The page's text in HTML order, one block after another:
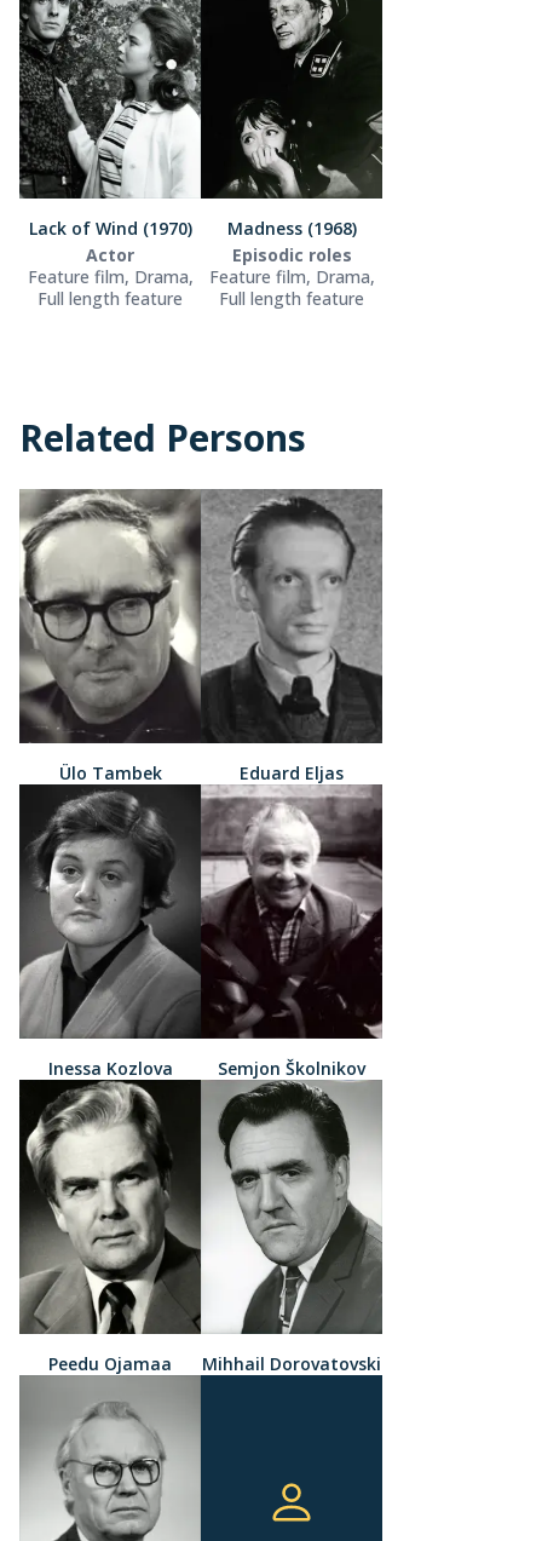
Lack of Wind (1970)
Actor
Feature film, Drama,
Full length feature
Madness (1968)
Episodic roles
Feature film, Drama,
Full length feature
Related Persons
Ülo Tambek Eduard Eljas
Inessa Kozlova Semjon Školnikov
Peedu Ojamaa Mihhail Dorovatovski